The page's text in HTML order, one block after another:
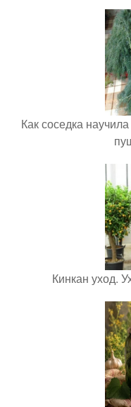
Как соседка
Кинкан уход.